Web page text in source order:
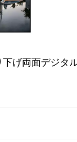
げ両面デジタ